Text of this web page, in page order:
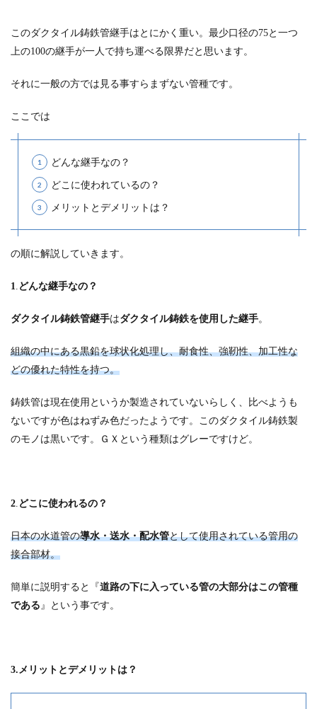
このダクタイル鋳鉄管継手はとにかく重い。最少口径の75と一つ
上の100の継手が一人で持ち運べる限界だと思います。
それに一般の方では見る事すらまずない管種です。
ここでは
どんな継手なの？
どこに使われているの？
メリットとデメリットは？
の順に解説していきます。
1. どんな継手なの？
ダクタイル鋳鉄管継手はダクタイル鋳鉄を使用した継手。
組織の中にある黒鉛を球状化処理し、耐食性、強靭性、加工性な
どの優れた特性を持つ。
鋳鉄管は現在使用というか製造されていないらしく、比べようも
ないですが色はねずみ色だったようです。このダクタイル鋳鉄製
のモノは黒いです。ＧＸという種類はグレーですけど。
2. どこに使われるの？
日本の水道管の導水・送水・配水管として使用されている管用の
接合部材。
簡単に説明すると『道路の下に入っている管の大部分はこの管種
である』という事です。
3.メリットとデメリットは？